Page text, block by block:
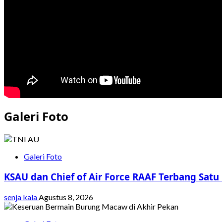
Galeri Foto
Galeri Foto
KSAU dan Chief of Air Force RAAF Terbang
senja kala Agustus 8, 2026